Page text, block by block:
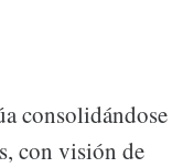
consolidándose
con visión de